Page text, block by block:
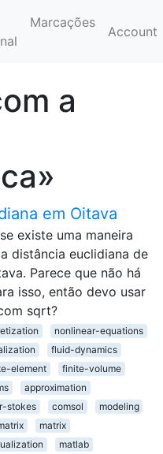
Marcações
Account
a
em Oitava
existe uma maneira
distância euclidiana de
Parece que não há
isso, então devo usar
sqrt?
nonlinear-equations
fluid-dynamics
element
finite-volume
approximation
stokes comsol
modeling
matrix
matlab